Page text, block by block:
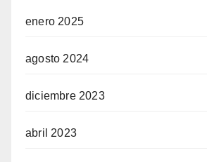
enero 2025
agosto 2024
diciembre 2023
abril 2023